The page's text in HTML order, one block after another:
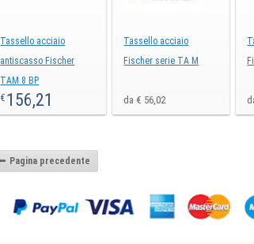
Tassello acciaio
antiscasso Fischer
TAM 8 BP
€ 156,21
Tassello acciaio
Fischer serie TA M
da € 56,02
Pagina precedente